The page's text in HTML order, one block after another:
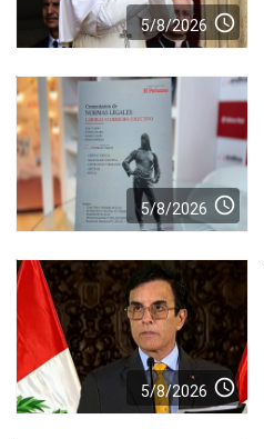
5/8/2026 access_time
5/8/2026 access_time
5/8/2026 access_time